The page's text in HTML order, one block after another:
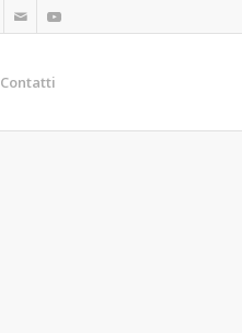
Contatti